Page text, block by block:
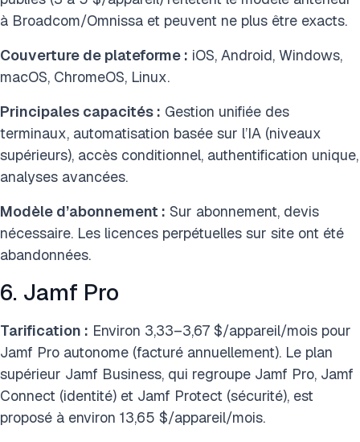
à Broadcom/Omnissa et peuvent ne plus être exacts.
Couverture de plateforme : iOS, Android, Windows,
macOS, ChromeOS, Linux.
Principales capacités : Gestion unifiée des
terminaux, automatisation basée sur l’IA (niveaux
supérieurs), accès conditionnel, authentification unique,
analyses avancées.
Modèle d’abonnement : Sur abonnement, devis
nécessaire. Les licences perpétuelles sur site ont été
abandonnées.
6. Jamf Pro
Tarification : Environ 3,33–3,67 $/appareil/mois pour
Jamf Pro autonome (facturé annuellement). Le plan
supérieur Jamf Business, qui regroupe Jamf Pro, Jamf
Connect (identité) et Jamf Protect (sécurité), est
proposé à environ 13,65 $/appareil/mois.